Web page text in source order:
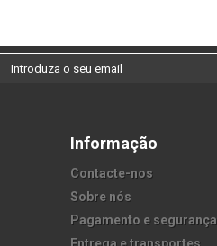
Informação
Contacte-nos
Sobre nós
Pagamento e segurança